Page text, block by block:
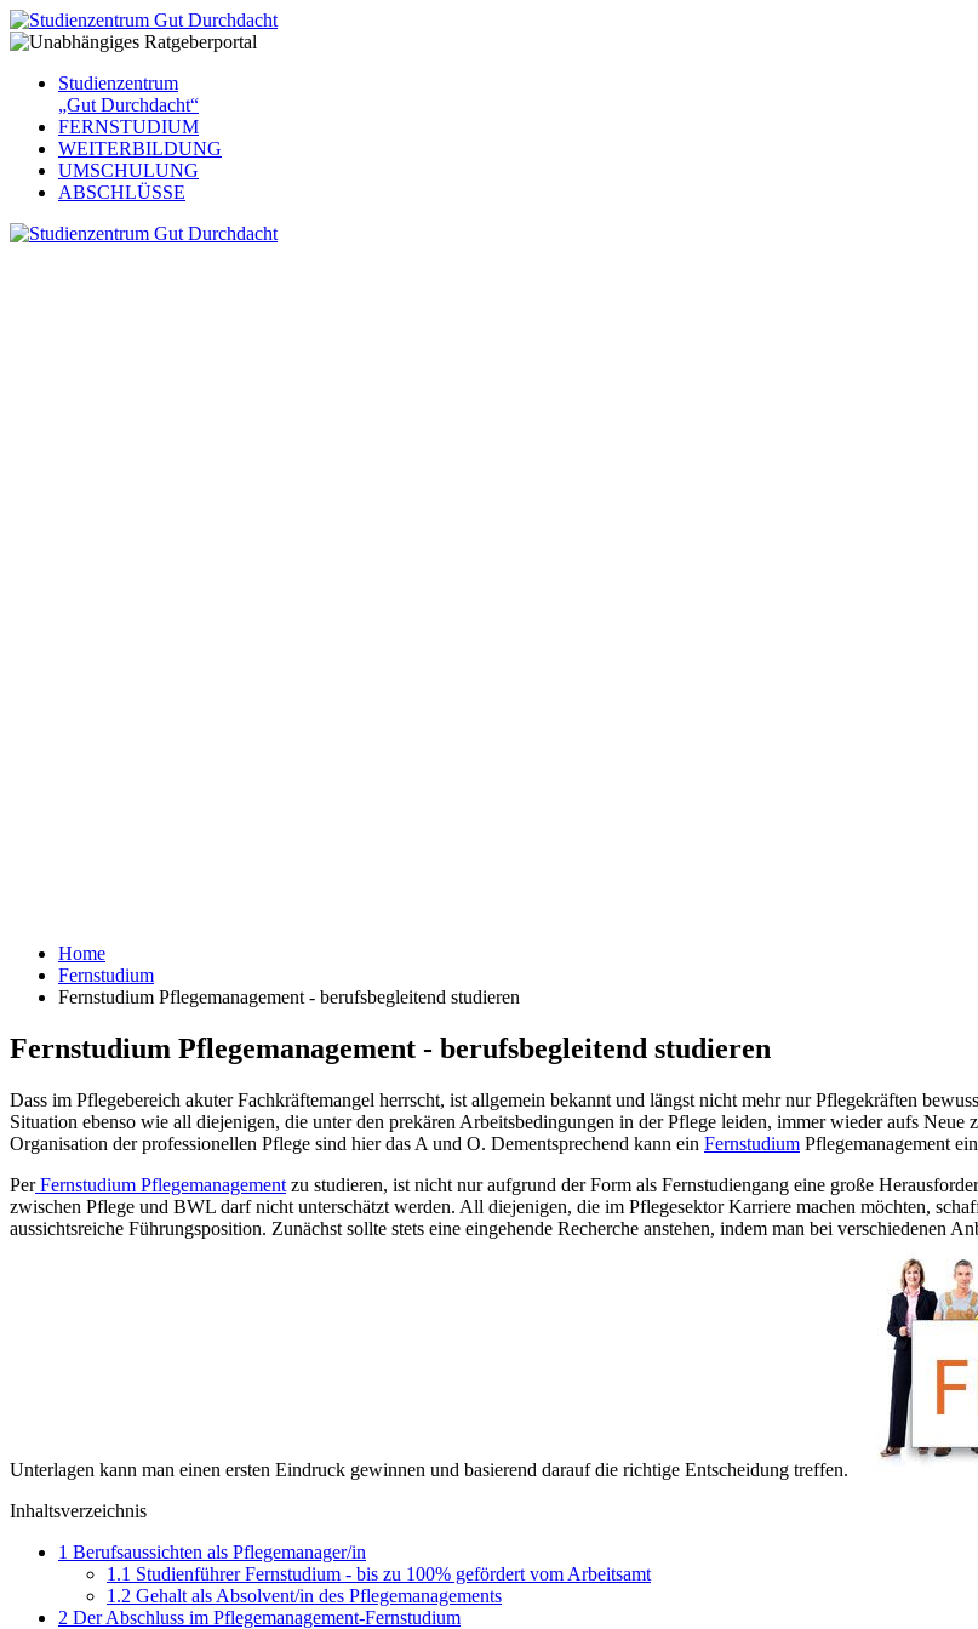
Studienzentrum
„Gut Durchdacht“
FERNSTUDIUM
WEITERBILDUNG
UMSCHULUNG
ABSCHLÜSSE
Home
Fernstudium
Fernstudium Pflegemanagement - berufsbegleitend studieren
Fernstudium Pflegemanagement - berufsbegleitend studieren
Dass im Pflegebereich akuter Fachkräftemangel herrscht, ist allgemein bekannt und längst nicht mehr nur Pflegekräften
Situation ebenso wie all diejenigen, die unter den prekären Arbeitsbedingungen in der Pflege leiden, immer wieder aufs
Organisation der professionellen Pflege sind hier das A und O. Dementsprechend kann ein Fernstudium Pflegemanagement
PerFernstudium Pflegemanagement zu studieren, ist nicht nur aufgrund der Form als Fernstudiengang eine große
zwischen Pflege und BWL darf nicht unterschätzt werden. All diejenigen, die im Pflegesektor Karriere machen möchten,
aussichtsreiche Führungsposition. Zunächst sollte stets eine eingehende Recherche anstehen, indem man bei verschiedenen
Unterlagen kann man einen ersten Eindruck gewinnen und basierend darauf die richtige Entscheidung treffen.
Inhaltsverzeichnis
1 Berufsaussichten als Pflegemanager/in
1.1 Studienführer Fernstudium - bis zu 100% gefördert vom Arbeitsamt
1.2 Gehalt als Absolvent/in des Pflegemanagements
2 Der Abschluss im Pflegemanagement-Fernstudium